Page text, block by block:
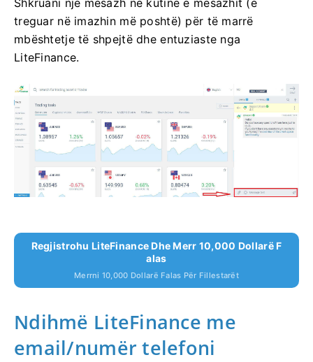
Shkruani një mesazh në kutinë e mesazhit (e
treguar në imazhin më poshtë) për të marrë
mbështetje të shpejtë dhe entuziaste nga
LiteFinance.
Regjistrohu LiteFinance Dhe Merr 10,000 Dollarë F
Alas
Merrni 10,000 Dollarë Falas Për Fillestarët
Ndihmë LiteFinance me
email/numër telefoni